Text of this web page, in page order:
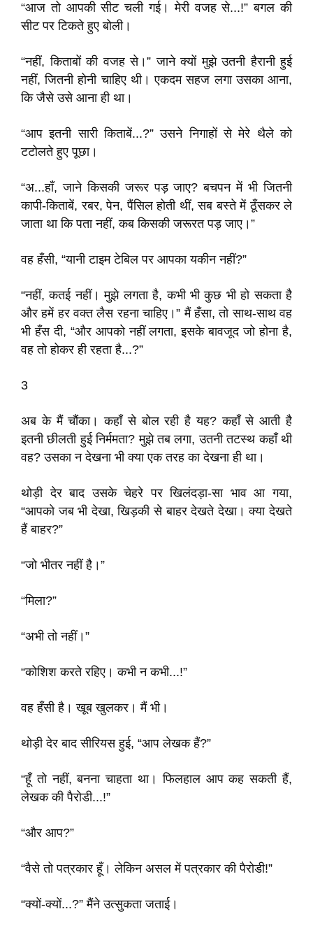
“आज तो आपकी सीट चली गई। मेरी वजह से...!” बगल की
सीट पर टिकते हुए बोली।
“नहीं, किताबों की वजह से।” जाने क्यों मुझे उतनी हैरानी हुई
नहीं, जितनी होनी चाहिए थी। एकदम सहज लगा उसका आना,
कि जैसे उसे आना ही था।
“आप इतनी सारी किताबें...?” उसने निगाहों से मेरे थैले को
टटोलते हुए पूछा।
“अ...हाँ, जाने किसकी जरूर पड़ जाए? बचपन में भी जितनी
कापी-किताबें, रबर, पेन, पैंसिल होती थीं, सब बस्ते में ठूँसकर ले
जाता था कि पता नहीं, कब किसकी जरूरत पड़ जाए।”
वह हँसी, “यानी टाइम टेबिल पर आपका यकीन नहीं?”
“नहीं, कतई नहीं। मुझे लगता है, कभी भी कुछ भी हो सकता है
और हमें हर वक्त लैस रहना चाहिए।” मैं हँसा, तो साथ-साथ वह
भी हँस दी, “और आपको नहीं लगता, इसके बावजूद जो होना है,
वह तो होकर ही रहता है...?”
3
अब के मैं चौंका। कहाँ से बोल रही है यह? कहाँ से आती है
इतनी छीलती हुई निर्ममता? मुझे तब लगा, उतनी तटस्थ कहाँ थी
वह? उसका न देखना भी क्या एक तरह का देखना ही था।
थोड़ी देर बाद उसके चेहरे पर खिलंदड़ा-सा भाव आ गया,
“आपको जब भी देखा, खिड़की से बाहर देखते देखा। क्या देखते
हैं बाहर?”
“जो भीतर नहीं है।”
“मिला?”
“अभी तो नहीं।”
“कोशिश करते रहिए। कभी न कभी...!”
वह हँसी है। खूब खुलकर। मैं भी।
थोड़ी देर बाद सीरियस हुई, “आप लेखक हैं?”
“हूँ तो नहीं, बनना चाहता था। फिलहाल आप कह सकती हैं,
लेखक की पैरोडी...!”
“और आप?”
“वैसे तो पत्रकार हूँ। लेकिन असल में पत्रकार की पैरोडी!”
“क्यों-क्यों...?” मैंने उत्सुकता जताई।